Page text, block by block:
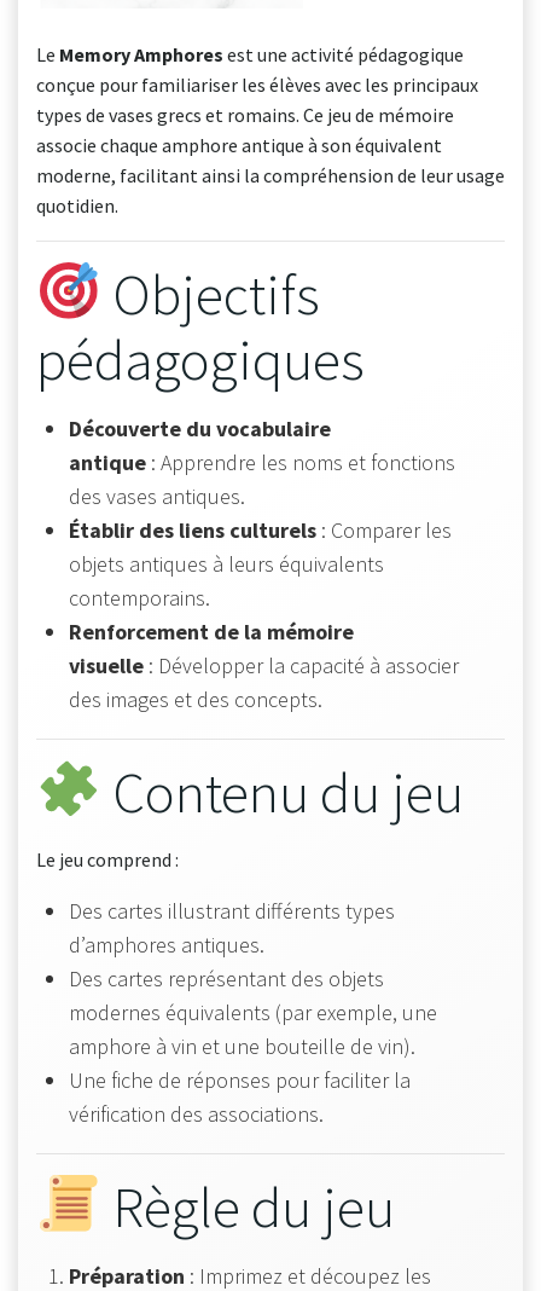
Le Memory Amphores est une activité pédagogique
conçue pour familiariser les élèves avec les principaux
types de vases grecs et romains. Ce jeu de mémoire
associe chaque amphore antique à son équivalent
moderne, facilitant ainsi la compréhension de leur usage
quotidien.
Objectifs
pédagogiques
Découverte du vocabulaire
antique : Apprendre les noms et fonctions
des vases antiques.
Établir des liens culturels : Comparer les
objets antiques à leurs équivalents
contemporains.
Renforcement de la mémoire
visuelle : Développer la capacité à associer
des images et des concepts.
Contenu du jeu
Le jeu comprend :
Des cartes illustrant différents types
d’amphores antiques.
Des cartes représentant des objets
modernes équivalents (par exemple, une
amphore à vin et une bouteille de vin).
Une fiche de réponses pour faciliter la
vérification des associations.
Règle du jeu
Préparation : Imprimez et découpez les